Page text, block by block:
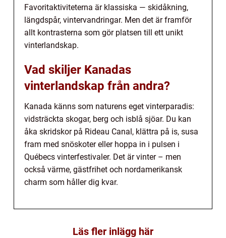
Favoritaktiviteterna är klassiska — skidåkning,
längdspår, vintervandringar. Men det är framför
allt kontrasterna som gör platsen till ett unikt
vinterlandskap.
Vad skiljer Kanadas
vinterlandskap från andra?
Kanada känns som naturens eget vinterparadis:
vidsträckta skogar, berg och isblå sjöar. Du kan
åka skridskor på Rideau Canal, klättra på is, susa
fram med snöskoter eller hoppa in i pulsen i
Québecs vinterfestivaler. Det är vinter – men
också värme, gästfrihet och nordamerikansk
charm som håller dig kvar.
Läs fler inlägg här